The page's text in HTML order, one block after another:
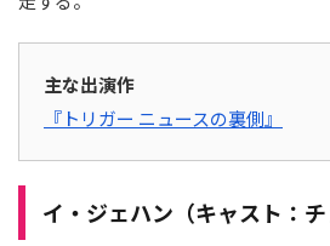
主な出演作
『トリガー ニュースの裏側』
イ・ジェハン（キャスト：チ